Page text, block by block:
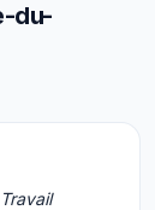
du-